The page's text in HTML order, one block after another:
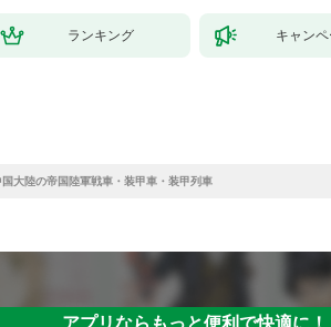
ランキング キャン
国大陸の帝国陸軍戦車・装甲⾞・装甲列車
アプリならもっと便利で快適に！